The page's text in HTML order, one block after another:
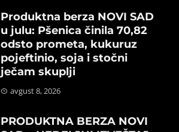
Produktna berza NOVI SAD
u julu: Pšenica činila 70,82
odsto prometa, kukuruz
pojeftinio, soja i stočni
ječam skuplji
avgust 8, 2026
PRODUKTNA BERZA NOVI